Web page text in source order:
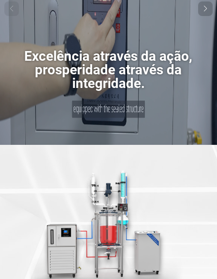
Excelência através da ação,
prosperidade através da
integridade.